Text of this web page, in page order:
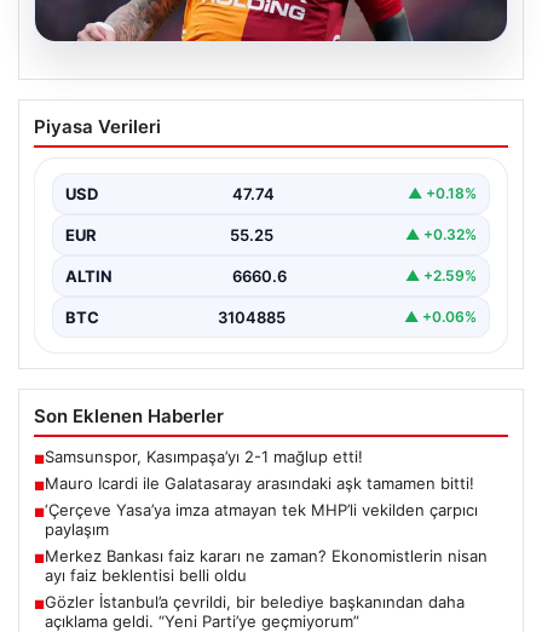
Mauro Icardi ile Galatasaray arasındaki
aşk tamamen bitti!
Piyasa Verileri
USD 47.74 ▲ +0.18%
EUR 55.25 ▲ +0.32%
ALTIN 6660.6 ▲ +2.59%
BTC 3104885 ▲ +0.06%
Son Eklenen Haberler
■Samsunspor, Kasımpaşa’yı 2-1 mağlup etti!
■Mauro Icardi ile Galatasaray arasındaki aşk tamamen bitti!
■‘Çerçeve Yasa’ya imza atmayan tek MHP’li vekilden çarpıcı
paylaşım
■Merkez Bankası faiz kararı ne zaman? Ekonomistlerin nisan
ayı faiz beklentisi belli oldu
■Gözler İstanbul’a çevrildi, bir belediye başkanından daha
açıklama geldi. “Yeni Parti’ye geçmiyorum”